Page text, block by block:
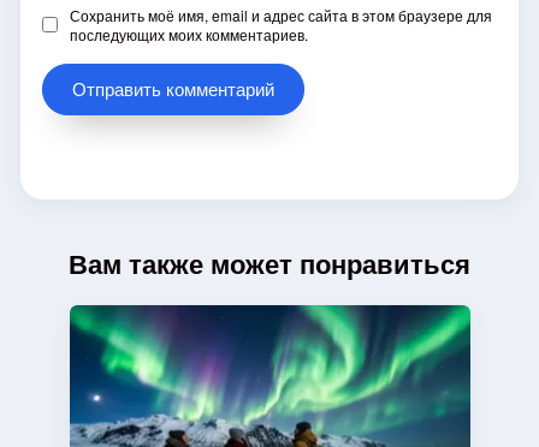
Сохранить моё имя, email и адрес сайта в этом браузере для
последующих моих комментариев.
Вам также может понравиться